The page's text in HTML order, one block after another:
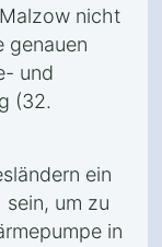
nicht
genauen
und
(32.
ein
um zu
in